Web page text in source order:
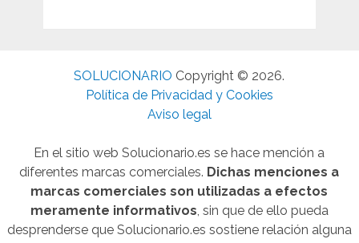
SOLUCIONARIO Copyright © 2026.
Política de Privacidad y Cookies
Aviso legal
En el sitio web Solucionario.es se hace mención a
diferentes marcas comerciales. Dichas menciones a
marcas comerciales son utilizadas a efectos
meramente informativos, sin que de ello pueda
desprenderse que Solucionario.es sostiene relación alguna